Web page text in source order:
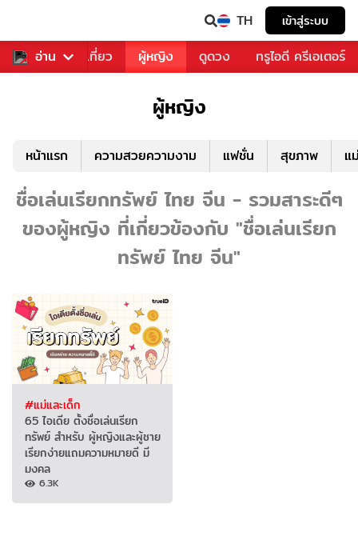
TH เข้าสู่ระบบ
อ่าน
อาหาร ท่องเที่ยว ผู้หญิง ดูดวง ทรูไอดี ครีเอเตอร์
ผู้หญิง
หน้าแรก ความสวยความงาม แฟชั่น สุขภาพ แ
ชื่อเล่นเรียกทรัพย์ ไทย จีน - รวมสาระดีๆ
ของผู้หญิง ที่เกี่ยวข้องกับ "ชื่อเล่นเรียก
ทรัพย์ ไทย จีน"
#แม่และเด็ก
65 ไอเดีย ตั้งชื่อเล่นเรียก
ทรัพย์ สำหรับ ผู้หญิงและผู้ชาย
เรียกง่ายแถมความหมายดี มี
มงคล
6.3K